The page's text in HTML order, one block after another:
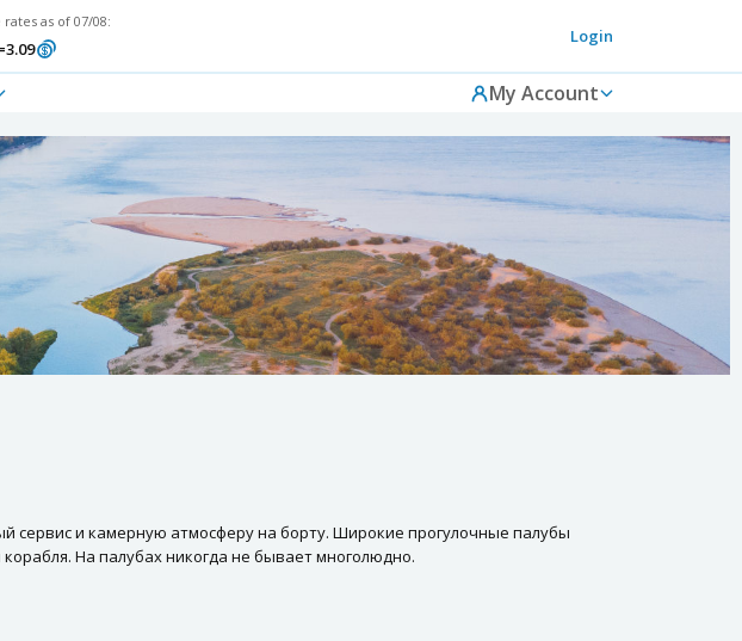
rates as of 07/08:
Login
My Account
сервис и камерную атмосферу на борту. Широкие прогулочные палубы
На палубах никогда не бывает многолюдно.